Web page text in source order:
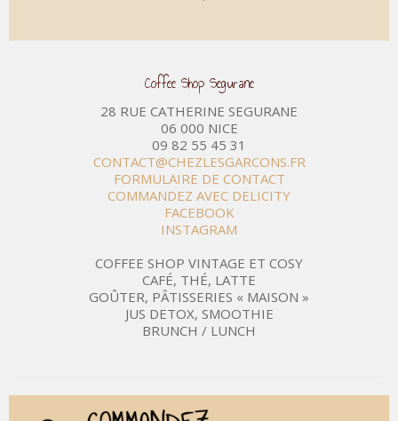
Coffee Shop Segurane
28 RUE CATHERINE SEGURANE
06 000 NICE
09 82 55 45 31
CONTACT@CHEZLESGARCONS.FR
FORMULAIRE DE CONTACT
COMMANDEZ AVEC DELICITY
FACEBOOK
INSTAGRAM
COFFEE SHOP VINTAGE ET COSY
CAFÉ, THÉ, LATTE
GOÛTER, PÂTISSERIES « MAISON »
JUS DETOX, SMOOTHIE
BRUNCH / LUNCH